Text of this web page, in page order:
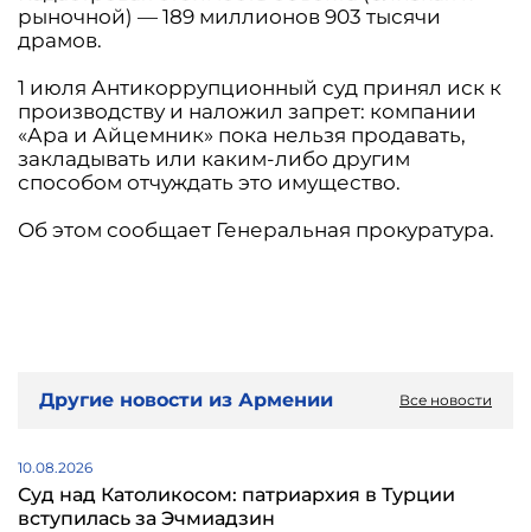
рыночной) — 189 миллионов 903 тысячи
драмов.
1 июля Антикоррупционный суд принял иск к
производству и наложил запрет: компании
«Ара и Айцемник» пока нельзя продавать,
закладывать или каким-либо другим
способом отчуждать это имущество.
Об этом сообщает Генеральная прокуратура.
Другие новости из Армении Все новости
10.08.2026
Суд над Католикосом: патриархия в Турции
вступилась за Эчмиадзин